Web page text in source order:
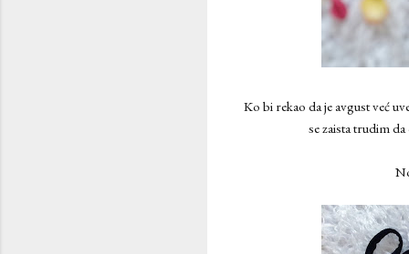
Ko bi rekao da je avgust već
se zaista trudim